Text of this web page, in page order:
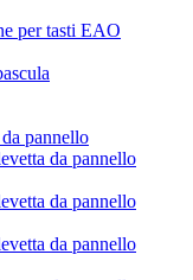
per tasti EAO
pannello
da pannello
da pannello
da pannello